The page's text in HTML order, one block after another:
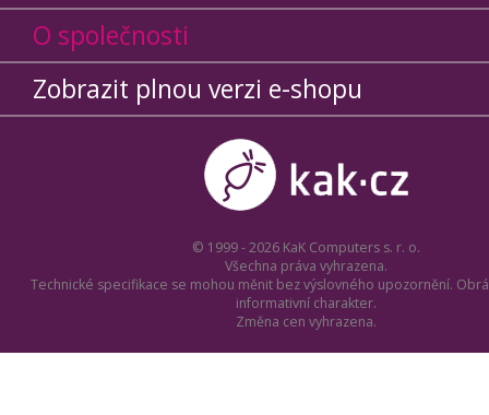
O společnosti
Zobrazit plnou verzi e-shopu
© 1999 - 2026 KaK Computers s. r. o.
Všechna práva vyhrazena.
Technické specifikace se mohou měnit bez výslovného upozornění.
informativní charakter.
Změna cen vyhrazena.